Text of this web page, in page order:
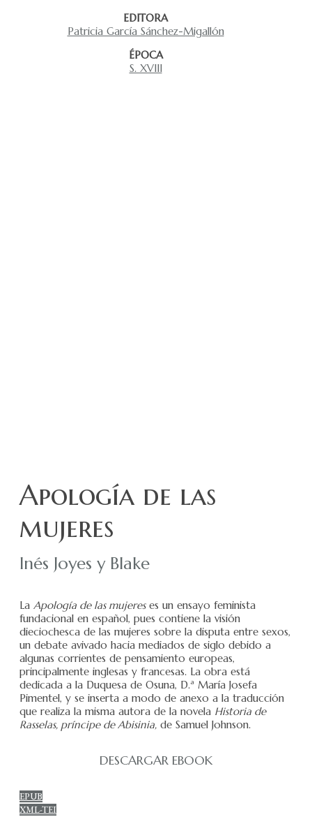
EDITORA
Patricia García Sánchez-Migallón
ÉPOCA
S. XVIII
Apología de las
mujeres
Inés Joyes y Blake
La Apología de las mujereses un ensayo feminista
fundacional en español, pues contiene la visión
dieciochesca de las mujeres sobre la disputa entre sexos,
un debate avivado hacia mediados de siglo debido a
algunas corrientes de pensamiento europeas,
principalmente inglesas y francesas. La obra está
dedicada a la Duquesa de Osuna, D.ª María Josefa
Pimentel, y se inserta a modo de anexo a la traducción
que realiza la misma autora de la novela Historia de
Rasselas, príncipe de Abisinia, de Samuel Johnson.
DESCARGAR EBOOK
EPUB
XML-TEI